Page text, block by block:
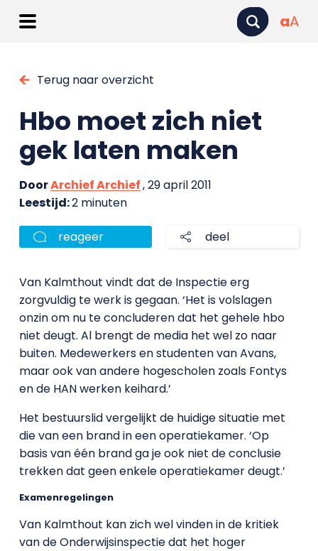
aA
Terug naar overzicht
Hbo moet zich niet
gek laten maken
DoorArchief Archief, 29 april 2011
Leestijd:2 minuten
reageer deel
Van Kalmthout vindt dat de Inspectie erg
zorgvuldig te werk is gegaan. ‘Het is volslagen
onzin om nu te concluderen dat het gehele hbo
niet deugt. Al brengt de media het wel zo naar
buiten. Medewerkers en studenten van Avans,
maar ook van andere hogescholen zoals Fontys
en de HAN werken keihard.’
Het bestuurslid vergelijkt de huidige situatie met
die van een brand in een operatiekamer. ‘Op
basis vanéén brand ga je ook niet de conclusie
trekken dat geen enkele operatiekamer deugt.’
Examenregelingen
Van Kalmthout kan zich wel vinden in de kritiek
van de Onderwijsinspectie dat het hoger